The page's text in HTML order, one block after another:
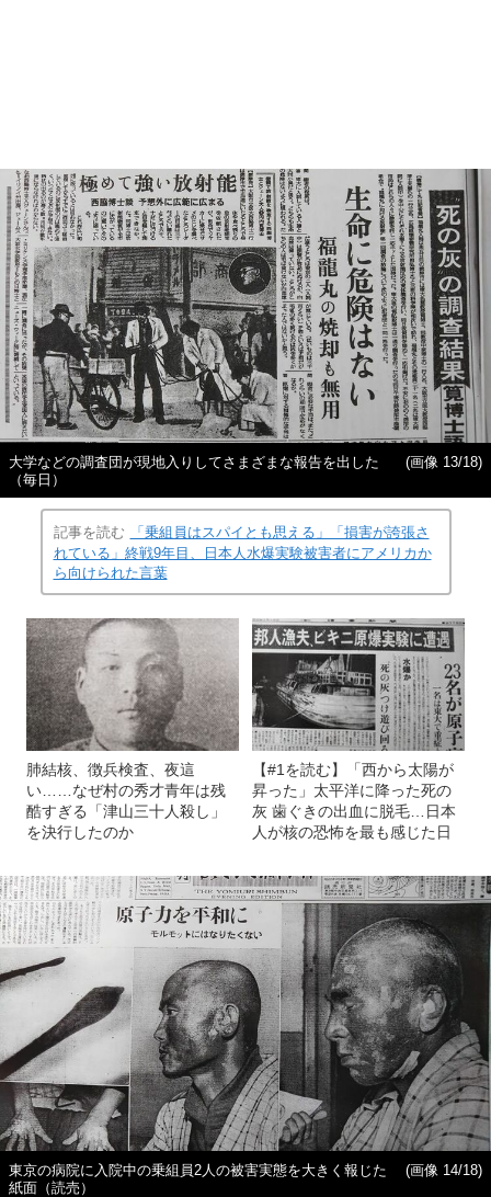
大学などの調査団が現地入りしてさまざまな報告を出した
（毎日）
(画像 13/18)
記事を読む
「乗組員はスパイとも思える」「損害が誇張さ
れている」終戦9年目、日本人水爆実験被害者にアメリカか
ら向けられた言葉
肺結核、徴兵検査、夜這
い……なぜ村の秀才青年は残
酷すぎる「津山三十人殺し」
を決行したのか
【#1を読む】「西から太陽が
昇った」太平洋に降った死の
灰 歯ぐきの出血に脱毛…日本
人が核の恐怖を最も感じた日
東京の病院に入院中の乗組員2人の被害実態を大きく報じた
紙面（読売）
(画像 14/18)